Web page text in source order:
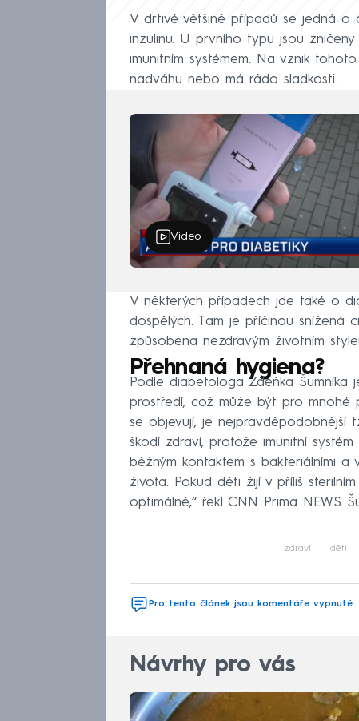
V drtivé většině případů se jedná o
inzulinu. U prvního typu jsou zničeny
imunitním systémem. Na vznik
nadváhu nebo má rádo sladkosti.
Video
V některých případech jde také o
dospělých. Tam je příčinou snížená
způsobena nezdravým životním
Přehnaná hygiena?
Podle diabetologa Zdeňka Šumníka
prostředí, což může být pro mnohé
se objevují, je nejpravděpodobnější
škodí zdraví, protože imunitní
běžným kontaktem s bakteriálními
života. Pokud děti žijí v příliš
optimálně,“ řekl CNN Prima NEWS
zdraví děti
Pro tento článek jsou komentáře vypnuté
Návrhy pro vás